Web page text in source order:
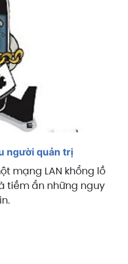
người quản trị
mạng LAN khổng lồ
tiềm ẩn những nguy